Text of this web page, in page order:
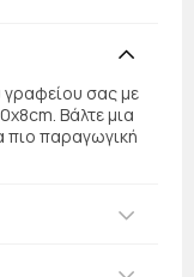
γραφείου σας με
Βάλτε μια
πιο παραγωγική